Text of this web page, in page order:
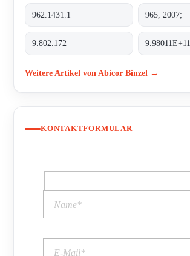
962.1431.1 965, 2007;
9.802.172 9.98011E+11
Weitere Artikel von Abicor Binzel →
KONTAKTFORMULAR